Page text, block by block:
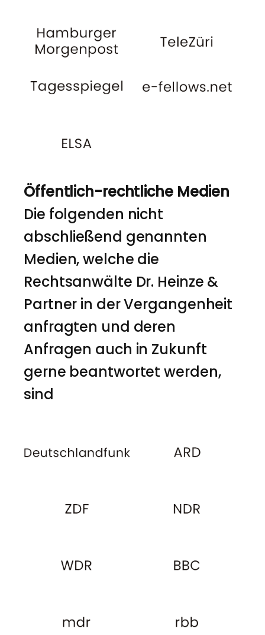
Öffentlich-rechtliche Medien
Die folgenden nicht
abschließend genannten
Medien, welche die
Rechtsanwälte Dr. Heinze &
Partner in der Vergangenheit
anfragten und deren
Anfragen auch in Zukunft
gerne beantwortet werden,
sind